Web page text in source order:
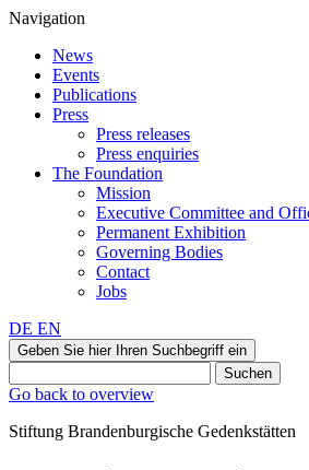
Navigation
News
Events
Publications
Press
Press releases
Press enquiries
The Foundation
Mission
Executive Committee and
Permanent Exhibition
Governing Bodies
Contact
Jobs
DE EN
Geben Sie hier Ihren Suchbegriff ein
Suchen
Go back to overview
Stiftung Brandenburgische Gedenkstätten